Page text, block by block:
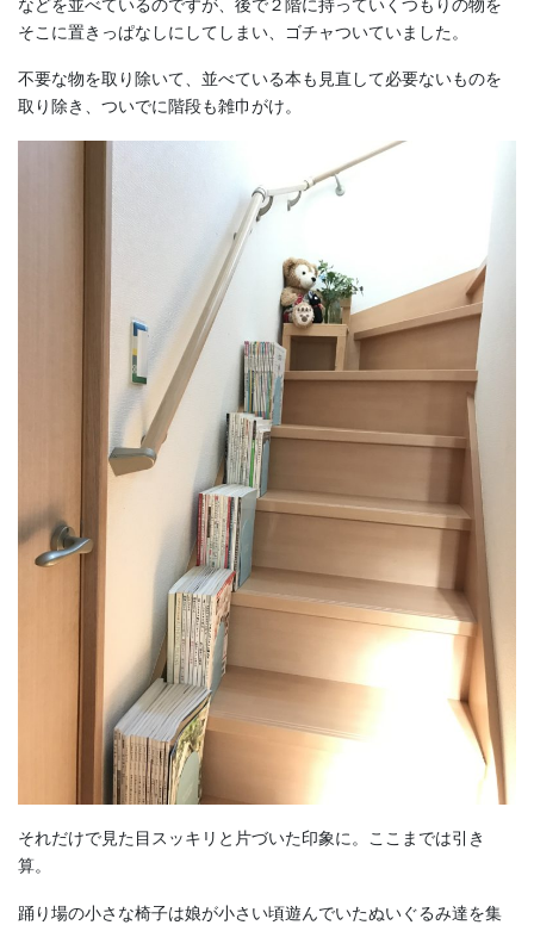
などを並べているのですが、後で２階に持っていくつもりの物を
そこに置きっぱなしにしてしまい、ゴチャついていました。
不要な物を取り除いて、並べている本も見直して必要ないものを
取り除き、ついでに階段も雑巾がけ。
それだけで見た目スッキリと片づいた印象に。ここまでは引き
算。
踊り場の小さな椅子は娘が小さい頃遊んでいたぬいぐるみ達を集